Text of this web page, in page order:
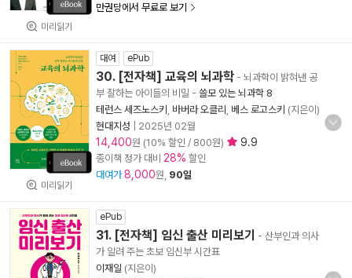
미리읽기
만권당에서 무료로 보기
미리읽기
대여 ePub
30. [전자책] 교육의 뇌과학 - 뇌과학이 밝혀낸 공
부 잘하는 아이들의 비밀 - 쓸모 있는 뇌과학 8
테런스 세즈노스키
바버라 오클리 베스 로고스키 (지은이)
현대지성
2025년 02월
14,400원 (10% 할인 / 800원) 9.9
종이책 정가 대비 28% 할인
대여가 8,000원, 90일
ePub
31. [전자책] 임신 출산 미리보기
- 산부인과 의사
가 알려 주는 초보 임신부 시간표
이재일 (지은이)